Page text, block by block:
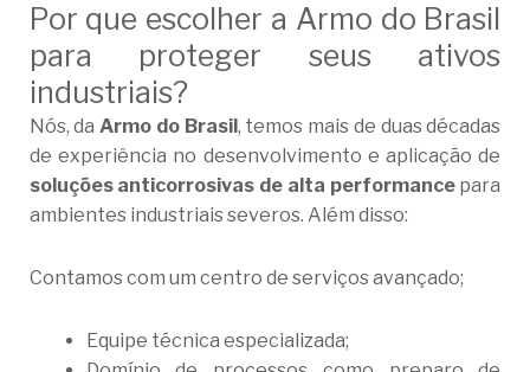
Por que escolher a Armo do Brasil
para proteger seus ativos
industriais?
Nós, daArmo do Brasil, temos mais de duas décadas
de experiência no desenvolvimento e aplicação de
soluções anticorrosivas de alta performancepara
ambientes industriais severos. Além disso:
Contamos com um centro de serviços avançado;
Equipe técnica especializada;